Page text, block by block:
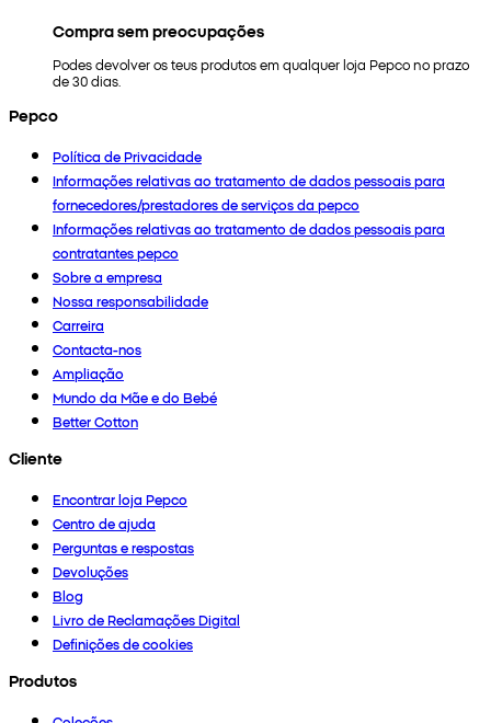
Compra sem preocupações
Podes devolver os teus produtos em qualquer loja Pepco no prazo
de 30 dias.
Pepco
Política de Privacidade
Informações relativas ao tratamento de dados pessoais para
fornecedores/prestadores de serviços da pepco
Informações relativas ao tratamento de dados pessoais para
contratantes pepco
Sobre a empresa
Nossa responsabilidade
Carreira
Contacta-nos
Ampliação
Mundo da Mãe e do Bebé
Better Cotton
Cliente
Encontrar loja Pepco
Centro de ajuda
Perguntas e respostas
Devoluções
Blog
Livro de Reclamações Digital
Definições de cookies
Produtos